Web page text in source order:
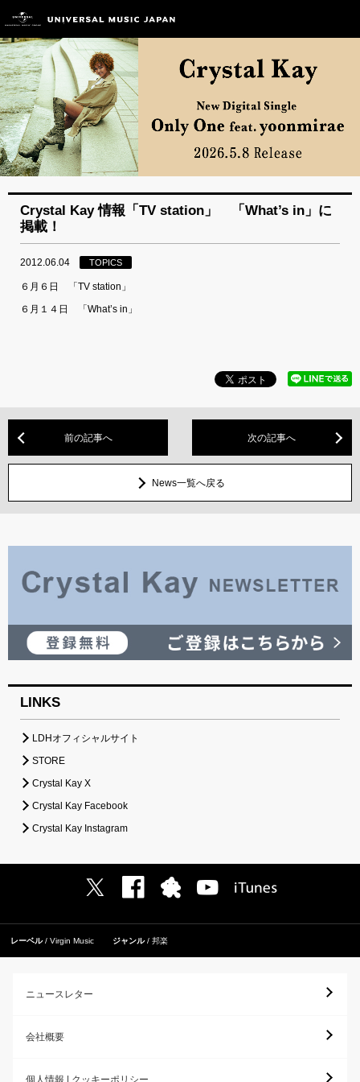
Crystal Kay 情報「TV station」 「What’s in」に
掲載！
2012.06.04 TOPICS
６月６日 「TV station」
６月１４日 「What’s in」
前の記事へ 次の記事へ
News一覧へ戻る
LINKS
LDHオフィシャルサイト
STORE
Crystal Kay X
Crystal Kay Facebook
Crystal Kay Instagram
レーベル Virgin Music ジャンル 邦楽
ニュースレター
会社概要